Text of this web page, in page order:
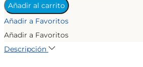
COLEGIAL
Añadir al carrito
Añadir a Favoritos
Añadir a Favoritos
Descripción